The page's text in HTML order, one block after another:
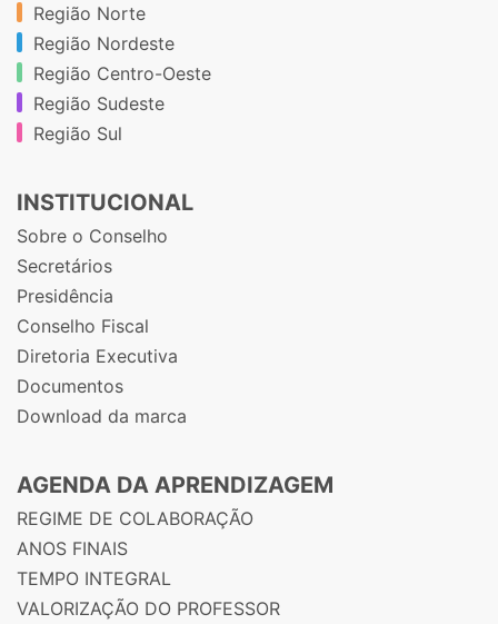
Região Norte
Região Nordeste
Região Centro-Oeste
Região Sudeste
Região Sul
INSTITUCIONAL
Sobre o Conselho
Secretários
Presidência
Conselho Fiscal
Diretoria Executiva
Documentos
Download da marca
AGENDA DA APRENDIZAGEM
REGIME DE COLABORAÇÃO
ANOS FINAIS
TEMPO INTEGRAL
VALORIZAÇÃO DO PROFESSOR